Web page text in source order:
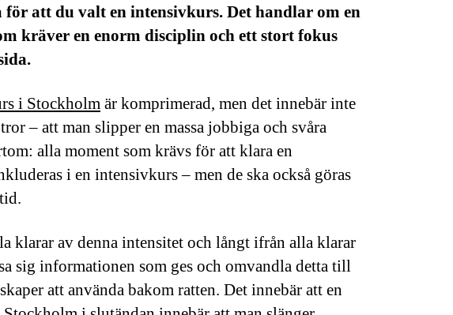
att du valt en intensivkurs. Det handlar om en
kräver en enorm disciplin och ett stort fokus
i Stockholmär komprimerad, men det innebär inte
– att man slipper en massa jobbiga och svåra
alla moment som krävs för att klara en
i en intensivkurs – men de ska också göras
klarar av denna intensitet och långt ifrån alla klarar
sig informationen som ges och omvandla detta till
att använda bakom ratten. Det innebär att en